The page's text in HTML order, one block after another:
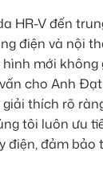
HR-V đến
điện và nội
mới
cho Anh
thích rõ
tôi luôn ưu
điện, đảm